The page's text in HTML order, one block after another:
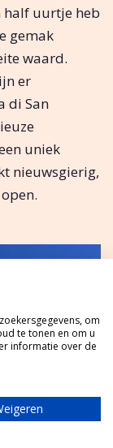
half uurtje heb
gemak
waard.
er
di San
uniek
nieuwsgierig,
om
te tonen en om u
informatie over de